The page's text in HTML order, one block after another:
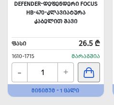
DEFENDER-ᲓᲔᲤᲔᲜᲓᲔᲠᲘ FOCUS
HB-470-ᲙᲚᲐᲕᲘᲐᲢᲣᲠᲐ
ᲙᲐᲑᲔᲚᲘᲗ ᲨᲐᲕᲘ
ᲤᲐᲡᲘ 26.5 ₾
1610-1715 ᲛᲐᲠᲐᲒᲨᲘᲐ
- +
ᲛᲘᲜᲘᲛᲣᲛ - 1 ᲪᲐᲚᲘ